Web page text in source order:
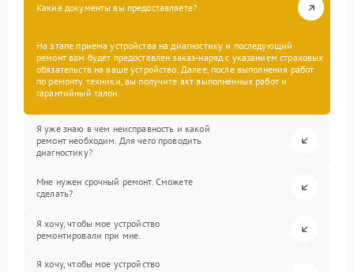
Какие документы вы предоставляете?
На этапе приема устройства на диагностику и последующий
ремонт вам будет предоставлен заказ-наряд с указанием страховых
обязательств на ваше устройство. Далее, после выполнения работ
по ремонту техники, вы получите акт выполненных работ и
гарантийный талон.
Я уже знаю в чем неисправность и какой
ремонт необходим. Для чего проводить
диагностику?
Мне нужен срочный ремонт. Сможете
сделать?
Я хочу, чтобы мое устройство
ремонтировали при мне.
Я хочу, чтобы мое устройство